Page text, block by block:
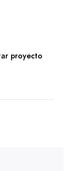
proyecto